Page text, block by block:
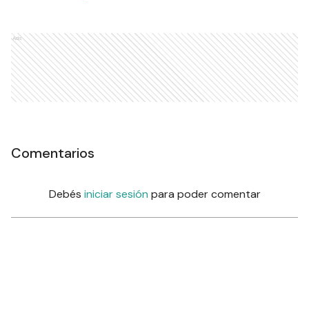
Ads
Comentarios
Debés iniciar sesión para poder comentar